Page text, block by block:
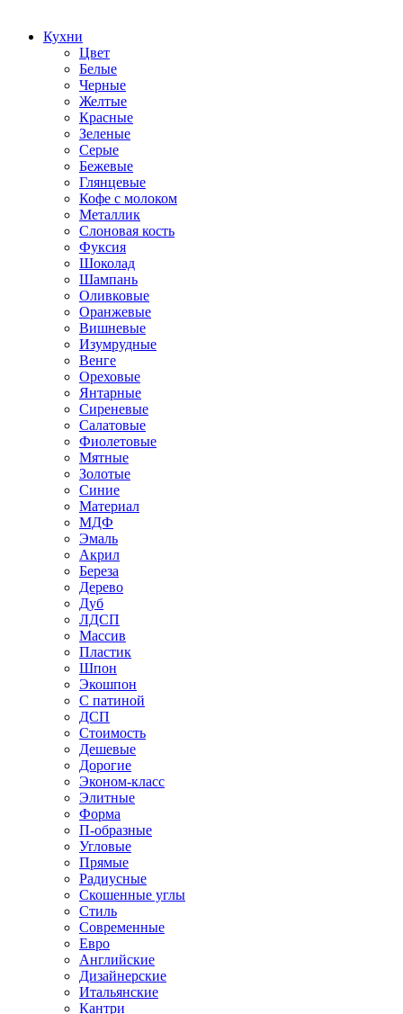
Кухни
Цвет
Белые
Черные
Желтые
Красные
Зеленые
Серые
Бежевые
Глянцевые
Кофе с молоком
Металлик
Слоновая кость
Фуксия
Шоколад
Шампань
Оливковые
Оранжевые
Вишневые
Изумрудные
Венге
Ореховые
Янтарные
Сиреневые
Салатовые
Фиолетовые
Мятные
Золотые
Синие
Материал
МДФ
Эмаль
Акрил
Береза
Дерево
Дуб
ЛДСП
Массив
Пластик
Шпон
Экошпон
С патиной
ДСП
Стоимость
Дешевые
Дорогие
Эконом-класс
Элитные
Форма
П-образные
Угловые
Прямые
Радиусные
Скошенные углы
Стиль
Современные
Евро
Английские
Дизайнерские
Итальянские
Кантри